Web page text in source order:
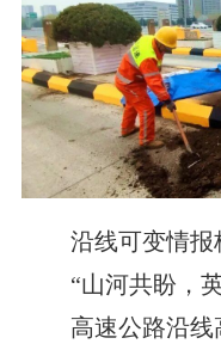
沿线可变情报
“山河共盼，
高速公路沿线